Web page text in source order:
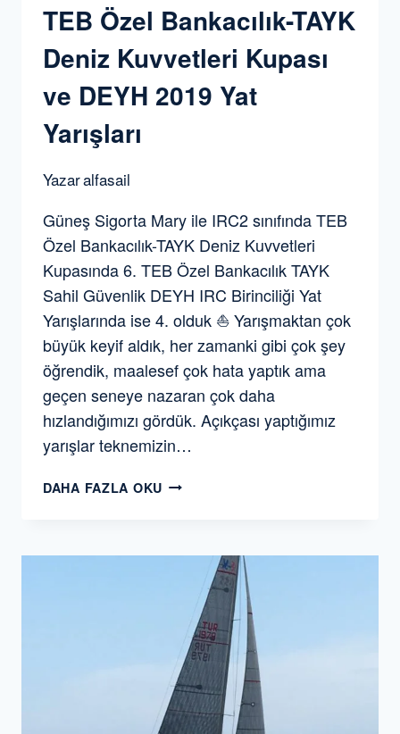
TEB Özel Bankacılık-TAYK
Deniz Kuvvetleri Kupası
ve DEYH 2019 Yat
Yarışları
Yazaralfasail
Güneş Sigorta Mary ile IRC2 sınıfında TEB
Özel Bankacılık-TAYK Deniz Kuvvetleri
Kupasında 6. TEB Özel Bankacılık TAYK
Sahil Güvenlik DEYH IRC Birinciliği Yat
Yarışlarında ise 4. olduk ⛵️ Yarışmaktan çok
büyük keyif aldık, her zamanki gibi çok şey
öğrendik, maalesef çok hata yaptık ama
geçen seneye nazaran çok daha
hızlandığımızı gördük. Açıkçası yaptığımız
yarışlar teknemizin…
DAHA FAZLA OKU TEB
KUVVETLERI
KUPASI
DEYH
2019
YAT
YARIŞLARI